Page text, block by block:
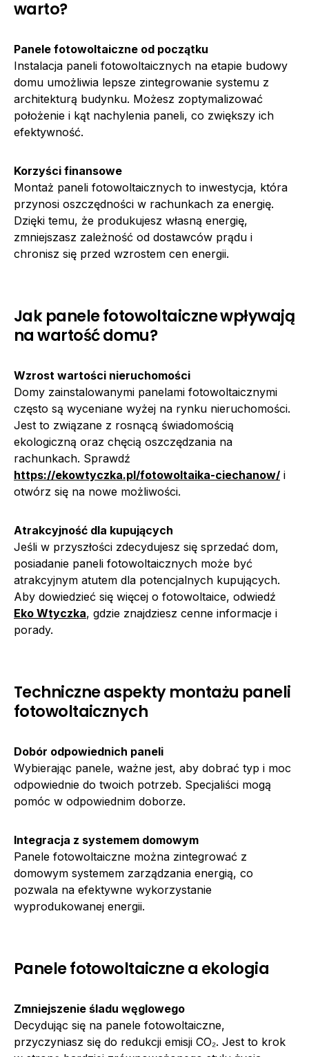
warto?
Panele fotowoltaiczne od początku
Instalacja paneli fotowoltaicznych na etapie budowy
domu umożliwia lepsze zintegrowanie systemu z
architekturą budynku. Możesz zoptymalizować
położenie i kąt nachylenia paneli, co zwiększy ich
efektywność.
Korzyści finansowe
Montaż paneli fotowoltaicznych to inwestycja, która
przynosi oszczędności w rachunkach za energię.
Dzięki temu, że produkujesz własną energię,
zmniejszasz zależność od dostawców prądu i
chronisz się przed wzrostem cen energii.
Jak panele fotowoltaiczne wpływają
na wartość domu?
Wzrost wartości nieruchomości
Domy zainstalowanymi panelami fotowoltaicznymi
często są wyceniane wyżej na rynku nieruchomości.
Jest to związane z rosnącą świadomością
ekologiczną oraz chęcią oszczędzania na
rachunkach. Sprawdź
https://ekowtyczka.pl/fotowoltaika-ciechanow/ i
otwórz się na nowe możliwości.
Atrakcyjność dla kupujących
Jeśli w przyszłości zdecydujesz się sprzedać dom,
posiadanie paneli fotowoltaicznych może być
atrakcyjnym atutem dla potencjalnych kupujących.
Aby dowiedzieć się więcej o fotowoltaice, odwiedź
Eko Wtyczka, gdzie znajdziesz cenne informacje i
porady.
Techniczne aspekty montażu paneli
fotowoltaicznych
Dobór odpowiednich paneli
Wybierając panele, ważne jest, aby dobrać typ i moc
odpowiednie do twoich potrzeb. Specjaliści mogą
pomóc w odpowiednim doborze.
Integracja z systemem domowym
Panele fotowoltaiczne można zintegrować z
domowym systemem zarządzania energią, co
pozwala na efektywne wykorzystanie
wyprodukowanej energii.
Panele fotowoltaiczne a ekologia
Zmniejszenie śladu węglowego
Decydując się na panele fotowoltaiczne,
przyczyniasz się do redukcji emisji CO₂. Jest to krok